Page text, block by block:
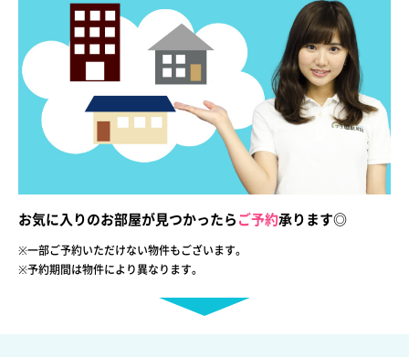
お気に入りのお部屋が見つかったら ご予約承ります◎
※一部ご予約いただけない物件もございます。
※予約期間は物件により異なります。